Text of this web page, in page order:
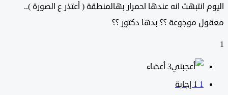
انتبهت انه عندها احمرار بهالمنطقة ( أعتذر ع الصورة )..
موجوعة ؟؟ بدها دكتور ؟؟
‫3 أعضاء